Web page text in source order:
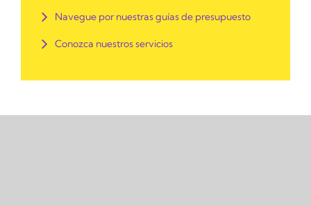
Navegue por nuestras guías de presupuesto
Conozca nuestros servicios